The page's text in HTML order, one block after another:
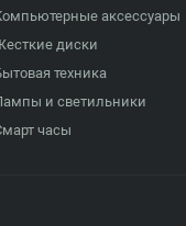
аксессуары
диски
техника
и светильники
часы